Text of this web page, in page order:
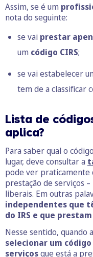
Assim, se é um
nota do seguinte:
se vai prestar
um código CIRS;
se vai estabelecer
tem de a classificar
Lista de
aplica?
Para saber qual o
lugar, deve consultar a
pode ver praticamente
prestação de serviços
liberais. Em outras
independentes que
do IRS e que
Nesse sentido, quando
selecionar um
serviçosque está a